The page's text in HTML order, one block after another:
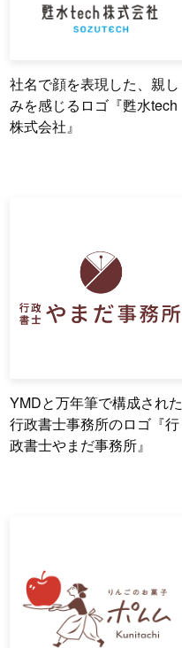
社名で顔を表現した、親し
みを感じるロゴ『甦水tech
株式会社』
YMDと万年筆で構成された
行政書士事務所のロゴ『行
政書士やまだ事務所』